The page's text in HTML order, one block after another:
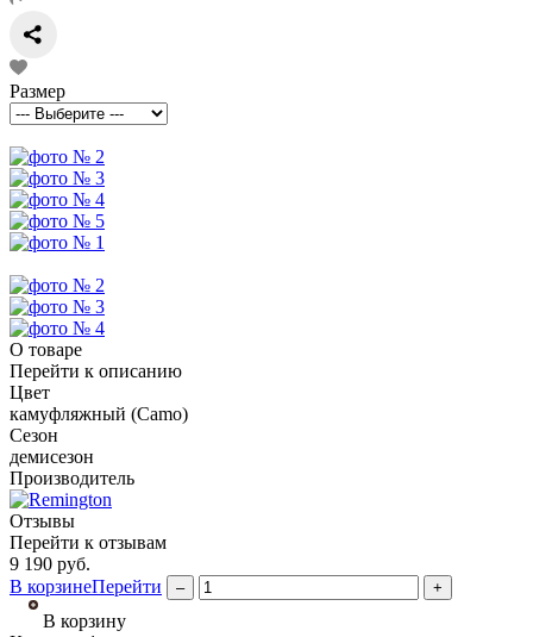
Размер
О товаре
Перейти к описанию
Цвет
камуфляжный (Camo)
Сезон
демисезон
Производитель
Отзывы
Перейти к отзывам
9 190 руб.
В корзинеПерейти – +
В корзину